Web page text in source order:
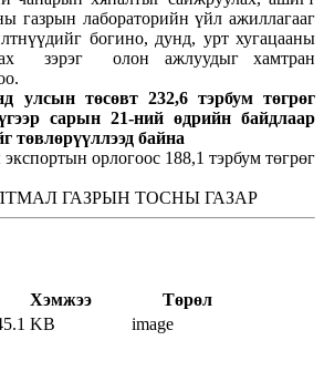
газрын лабораторийн үйл ажиллагааг
богино, дунд, урт хугацааны
зэрэг олон ажлуудыг хамтран
төсөвт 232,6 тэрбум төгрөг
сарын 21-ний өдрийн байдлаар
төвлөрүүллээд байна
орлогоос 188,1 тэрбум төгрөг
ГАЗРЫН ТОСНЫ ГАЗАР
Хэмжээ
Төрөл
KB image